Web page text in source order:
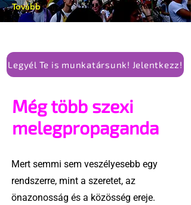
Tovább
Legyél Te is munkatársunk! Jelentkezz!
Még több szexi
melegpropaganda
Mert semmi sem veszélyesebb egy
rendszerre, mint a szeretet, az
önazonosság és a közösség ereje.